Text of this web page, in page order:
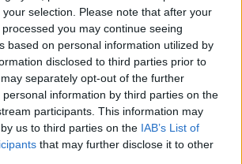
selection. Please note that after your
you may continue seeing
based on personal information utilized by
disclosed to third parties prior to
separately opt-out of the further
information by third parties on the
participants. This information may
us to third parties on the IAB’s List of
that may further disclose it to other
is finns en uppenbar risk att kunder
åker hem med sämre däck
sig på oberoende testfakta,som de du
. Detta gäller framför allt för de mjuka
vilka är framtagna för just det
bland annat Sverige.
är problemet kortlivat.